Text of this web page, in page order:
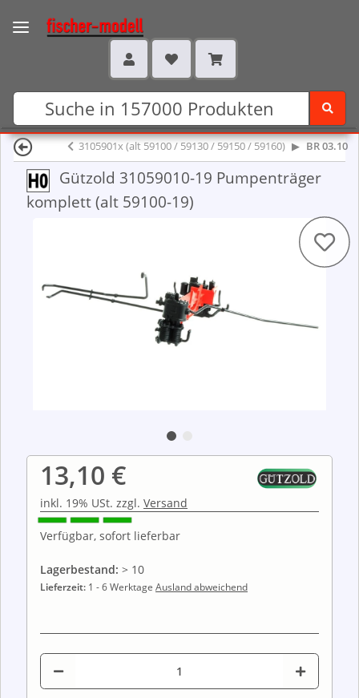
3105901x (alt 59100 / 59130 / 59150 / 59160) BR 03.10
Gützold 31059010-19 Pumpenträger
komplett (alt 59100-19)
13,10 €
inkl. 19% USt. zzgl. Versand
Verfügbar, sofort lieferbar
Lagerbestand: > 10
Lieferzeit: 1 - 6 Werktage Ausland abweichend